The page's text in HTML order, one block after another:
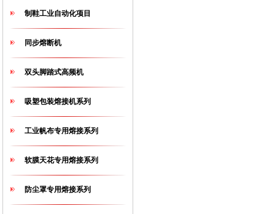
制鞋工业自动化项目
同步熔断机
双头脚踏式高频机
吸塑包装熔接机系列
工业帆布专用熔接系列
软膜天花专用熔接系列
防尘罩专用熔接系列